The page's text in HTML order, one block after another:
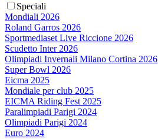
Speciali
Mondiali 2026
Roland Garros 2026
Sportmediaset Live Riccione 2026
Scudetto Inter 2026
Olimpiadi Invernali Milano Cortina 2026
Super Bowl 2026
Eicma 2025
Mondiale per club 2025
EICMA Riding Fest 2025
Paralimpiadi Parigi 2024
Olimpiadi Parigi 2024
Euro 2024